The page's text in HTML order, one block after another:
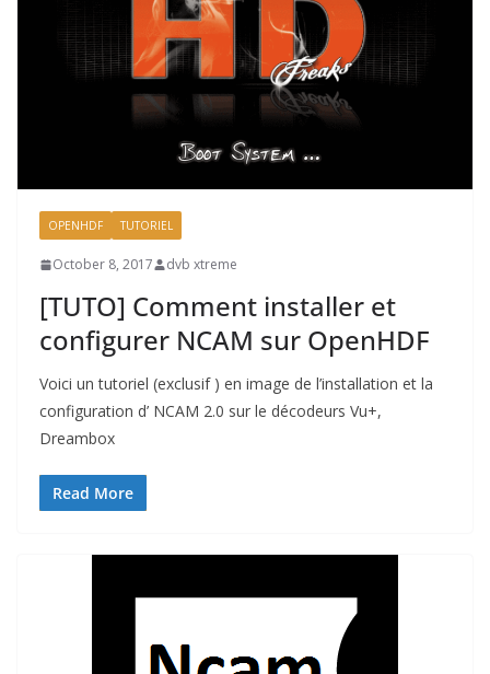
OPENHDF TUTORIEL
October 8, 2017 dvb xtreme
[TUTO] Comment installer et
configurer NCAM sur OpenHDF
Voici un tutoriel (exclusif ) en image de l’installation et la
configuration d’ NCAM 2.0 sur le décodeurs Vu+,
Dreambox
Read More